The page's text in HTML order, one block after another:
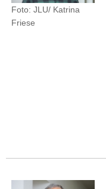
Foto: JLU/ Katrina
Friese